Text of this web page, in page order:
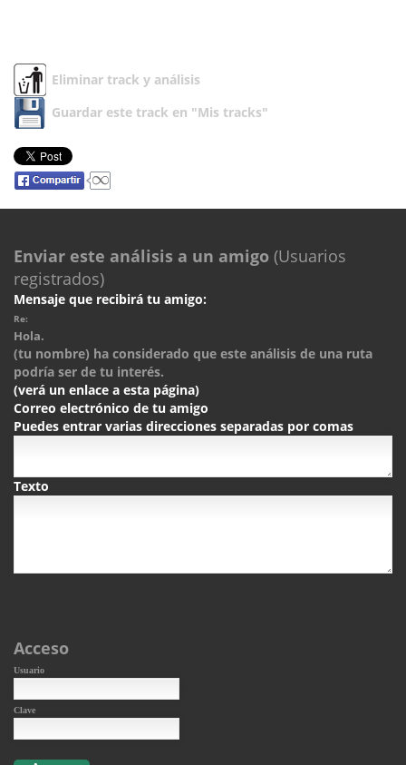
Eliminar track y análisis
Guardar este track en "Mis tracks"
Enviar este análisis a un amigo (Usuarios
registrados)
Mensaje que recibirá tu amigo:
Re:
Hola.
(tu nombre) ha considerado que este análisis de una ruta
podría ser de tu interés.
(verá un enlace a esta página)
Correo electrónico de tu amigo
Puedes entrar varias direcciones separadas por comas
Texto
Acceso
Usuario
Clave